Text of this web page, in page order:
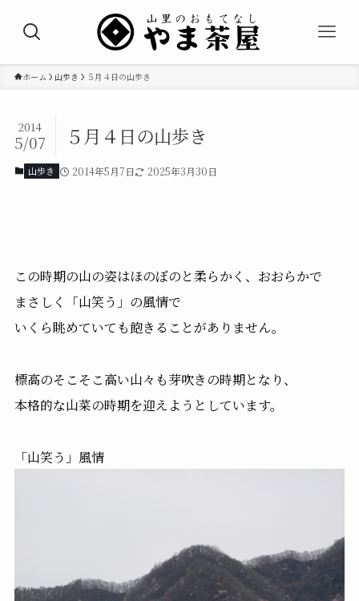
ホーム 山歩き ５月４日の山歩き
５月４日の山歩き
2014
5/07
山歩き 2014年5月7日 2025年3月30日
この時期の山の姿はほのぼのと柔らかく、おおらかで
まさしく「山笑う」の風情で
いくら眺めていても飽きることがありません。
標高のそこそこ高い山々も芽吹きの時期となり、
本格的な山菜の時期を迎えようとしています。
「山笑う」風情